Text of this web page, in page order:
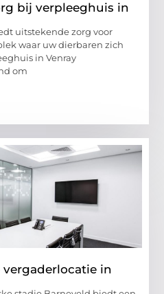
bij verpleeghuis in
uitstekende zorg voor
waar uw dierbaren zich
in Venray
om
in